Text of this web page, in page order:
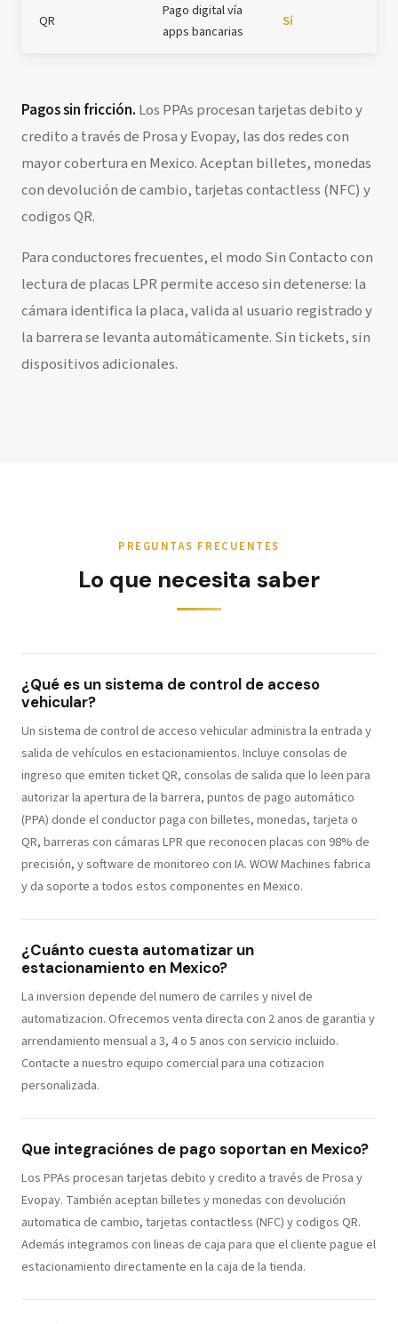
QR
Pago digital vía
apps bancarias
Sí
Pagos sin fricción. Los PPAs procesan tarjetas debito y
credito a través de Prosa y Evopay, las dos redes con
mayor cobertura en Mexico. Aceptan billetes, monedas
con devolución de cambio, tarjetas contactless (NFC) y
codigos QR.
Para conductores frecuentes, el modo Sin Contacto con
lectura de placas LPR permite acceso sin detenerse: la
cámara identifica la placa, valida al usuario registrado y
la barrera se levanta automáticamente. Sin tickets, sin
dispositivos adicionales.
PREGUNTAS FRECUENTES
Lo que necesita saber
¿Qué es un sistema de control de acceso
vehicular?
Un sistema de control de acceso vehicular administra la entrada y
salida de vehículos en estacionamientos. Incluye consolas de
ingreso que emiten ticket QR, consolas de salida que lo leen para
autorizar la apertura de la barrera, puntos de pago automático
(PPA) donde el conductor paga con billetes, monedas, tarjeta o
QR, barreras con cámaras LPR que reconocen placas con 98% de
precisión, y software de monitoreo con IA. WOW Machines fabrica
y da soporte a todos estos componentes en Mexico.
¿Cuánto cuesta automatizar un
estacionamiento en Mexico?
La inversion depende del numero de carriles y nivel de
automatizacion. Ofrecemos venta directa con 2 anos de garantia y
arrendamiento mensual a 3, 4 o 5 anos con servicio incluido.
Contacte a nuestro equipo comercial para una cotizacion
personalizada.
Que integraciónes de pago soportan en Mexico?
Los PPAs procesan tarjetas debito y credito a través de Prosa y
Evopay. También aceptan billetes y monedas con devolución
automatica de cambio, tarjetas contactless (NFC) y codigos QR.
Además integramos con lineas de caja para que el cliente pague el
estacionamiento directamente en la caja de la tienda.